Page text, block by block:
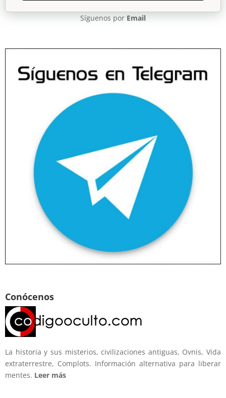
Síguenos por Email
Conócenos
La historia y sus misterios, civilizaciones antiguas, Ovnis, Vida
extraterrestre, Complots. Información alternativa para liberar
mentes. Leer más